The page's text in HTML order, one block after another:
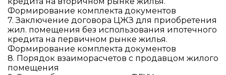
Формирование комплекта документов
7. Заключение договора ЦЖЗ для приобретения
жил. помещения без использования ипотечного
кредита на первичном рынке жилья.
Формирование комплекта документов
8. Порядок взаиморасчетов с продавцом жилого
помещения